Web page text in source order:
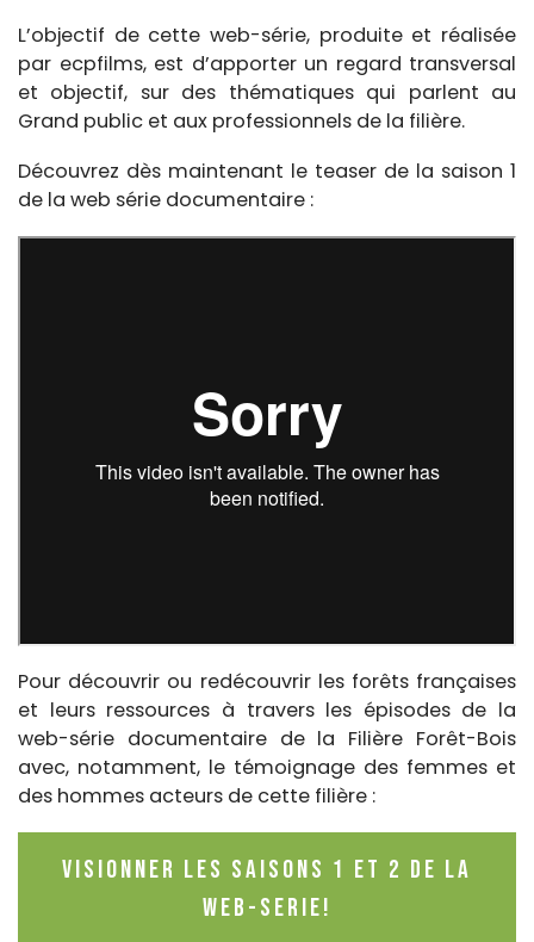
L’objectif de cette web-série, produite et réalisée
par ecpfilms, est d’apporter un regard transversal
et objectif, sur des thématiques qui parlent au
Grand public et aux professionnels de la filière.
Découvrez dès maintenant le teaser de la saison 1
de la web série documentaire :
Pour découvrir ou redécouvrir les forêts françaises
et leurs ressources à travers les épisodes de la
web-série documentaire de la Filière Forêt-Bois
avec, notamment, le témoignage des femmes et
des hommes acteurs de cette filière :
Visionner lES saisonS 1 et 2 de la
web-serie!